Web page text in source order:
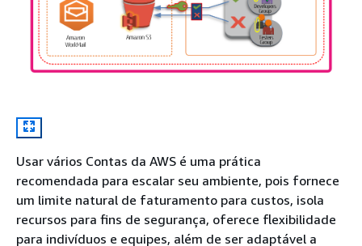
Usar vários Contas da AWS é uma prática
recomendada para escalar seu ambiente, pois fornece
um limite natural de faturamento para custos, isola
recursos para fins de segurança, oferece flexibilidade
para indivíduos e equipes, além de ser adaptável a